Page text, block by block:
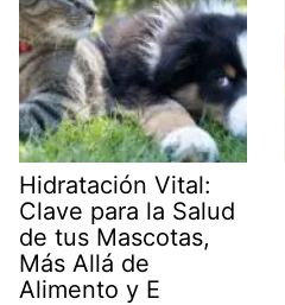
Hidratación Vital:
Clave para la Salud
de tus Mascotas,
Más Allá de
Alimento y E